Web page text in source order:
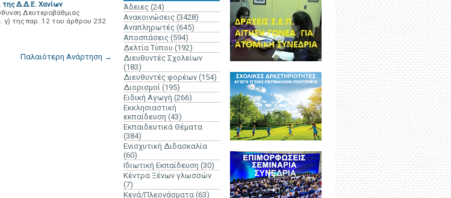
της Δ.Δ.Ε. Χανίων
Δευτεροβάθμιας
γ) της παρ. 12 του άρθρου 232
Παλαιότερη Ανάρτηση →
Άδειες (24)
Ανακοινώσεις (3428)
Αναπληρωτές (645)
Αποσπάσεις (594)
Δελτία Τύπου (192)
Διευθυντές Σχολείων
(183)
Διευθυντές φορέων (154)
Διορισμοί (195)
Ειδική Αγωγή (266)
Εκκλησιαστική
εκπαίδευση (43)
Εκπαιδευτικά Θέματα
(384)
Ενισχυτική Διδασκαλία
(60)
Ιδιωτική Εκπαίδευση (30)
Κέντρα Ξένων γλωσσών
(7)
Κενά/Πλεονάσματα (63)